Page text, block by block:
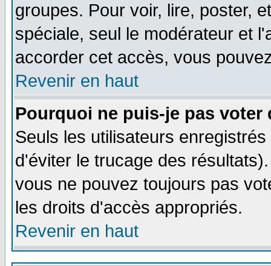
groupes. Pour voir, lire, poster,
spéciale, seul le modérateur et
accorder cet accès, vous
Revenir en haut
Pourquoi ne puis-je pas voter
Seuls les utilisateurs
d'éviter le trucage des
vous ne pouvez toujours pas
les droits d'accès appropriés.
Revenir en haut